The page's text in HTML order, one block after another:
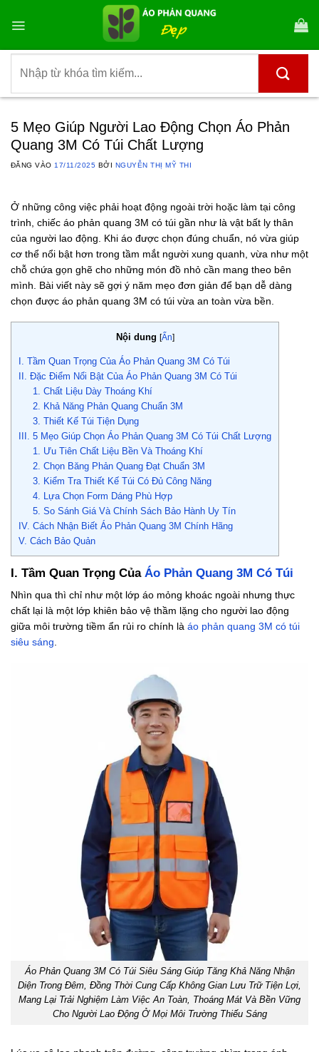
qua
dung
kiếm:
5 Mẹo Giúp Người Lao Động Chọn Áo Phản
Quang 3M Có Túi Chất Lượng
ĐĂNG VÀO 17/11/2025 BỞI NGUYỄN THỊ MỸ THI
Ở những công việc phải hoạt động ngoài trời hoặc làm tại công
trình, chiếc áo phản quang 3M có túi gần như là vật bất ly thân
của người lao động. Khi áo được chọn đúng chuẩn, nó vừa giúp
cơ thể nổi bật hơn trong tầm mắt người xung quanh, vừa như một
chỗ chứa gọn ghẽ cho những món đồ nhỏ cần mang theo bên
mình. Bài viết này sẽ gợi ý năm mẹo đơn giản để bạn dễ dàng
chọn được áo phản quang 3M có túi vừa an toàn vừa bền.
Nội dung [Ẩn]
I. Tầm Quan Trọng Của Áo Phản Quang 3M Có Túi
II. Đặc Điểm Nổi Bật Của Áo Phản Quang 3M Có Túi
1. Chất Liệu Dày Thoáng Khí
2. Khả Năng Phản Quang Chuẩn 3M
3. Thiết Kế Túi Tiện Dụng
III. 5 Mẹo Giúp Chọn Áo Phản Quang 3M Có Túi Chất Lượng
1. Ưu Tiên Chất Liệu Bền Và Thoáng Khí
2. Chọn Băng Phản Quang Đạt Chuẩn 3M
3. Kiểm Tra Thiết Kế Túi Có Đủ Công Năng
4. Lựa Chọn Form Dáng Phù Hợp
5. So Sánh Giá Và Chính Sách Bảo Hành Uy Tín
IV. Cách Nhận Biết Áo Phản Quang 3M Chính Hãng
V. Cách Bảo Quản
I. Tầm Quan Trọng Của Áo Phản Quang 3M Có Túi
Nhìn qua thì chỉ như một lớp áo mỏng khoác ngoài nhưng thực
chất lại là một lớp khiên bảo vệ thầm lặng cho người lao động
giữa môi trường tiềm ẩn rủi ro chính là áo phản quang 3M có túi
siêu sáng
Áo Phản Quang 3M Có Túi Siêu Sáng Giúp Tăng Khả Năng Nhận
Diện Trong Đêm, Đồng Thời Cung Cấp Không Gian Lưu Trữ Tiện Lợi,
Mang Lại Trải Nghiệm Làm Việc An Toàn, Thoáng Mát Và Bền Vững
Cho Người Lao Động Ở Mọi Môi Trường Thiếu Sáng